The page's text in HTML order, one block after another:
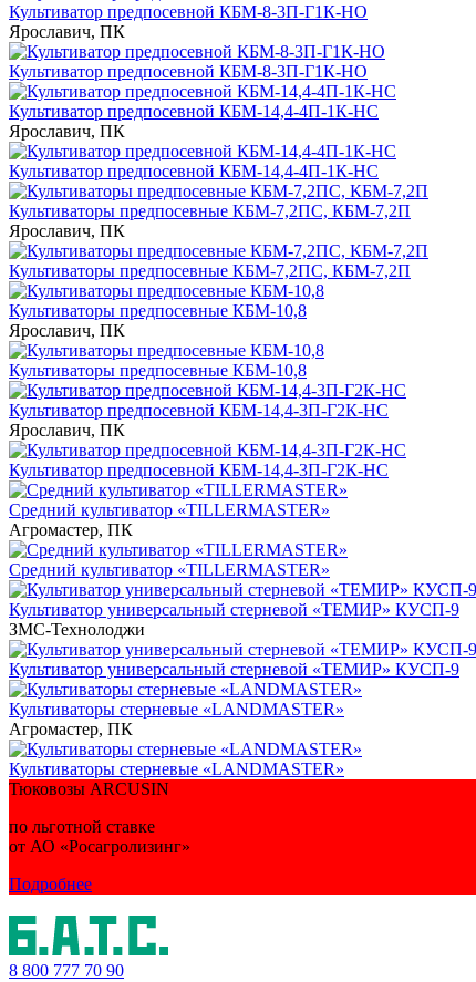
Культиватор предпосевной КБМ-8-3П-Г1К-НО
Ярославич, ПК
Культиватор предпосевной КБМ-8-3П-Г1К-НО
Культиватор предпосевной КБМ-14,4-4П-1К-НС
Ярославич, ПК
Культиватор предпосевной КБМ-14,4-4П-1К-НС
Культиваторы предпосевные КБМ-7,2ПС, КБМ-7,2П
Ярославич, ПК
Культиваторы предпосевные КБМ-7,2ПС, КБМ-7,2П
Культиваторы предпосевные КБМ-10,8
Ярославич, ПК
Культиваторы предпосевные КБМ-10,8
Культиватор предпосевной КБМ-14,4-3П-Г2К-НС
Ярославич, ПК
Культиватор предпосевной КБМ-14,4-3П-Г2К-НС
Средний культиватор «TILLERMASTER»
Агромастер, ПК
Средний культиватор «TILLERMASTER»
Культиватор универсальный стерневой «ТЕМИР» КУСП-9
ЗМС-Технолоджи
Культиватор универсальный стерневой «ТЕМИР» КУСП-9
Культиваторы стерневые «LANDMASTER»
Агромастер, ПК
Культиваторы стерневые «LANDMASTER»
Тюковозы ARCUSIN
по льготной ставке
от АО «Росагролизинг»
Подробнее
8 800 777 70 90